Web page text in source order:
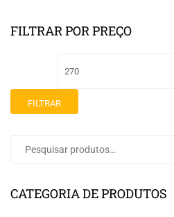
FILTRAR POR PREÇO
FILTRAR
CATEGORIA DE PRODUTOS